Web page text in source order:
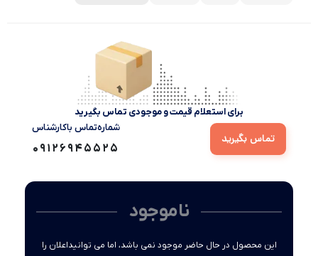
برای استعلام قیمت و موجودی تماس بگیرید
تماس بگیرید
شماره‌تماس‌ با‌کارشناس
09126945525
ناموجود
این محصول در حال حاضر موجود نمی باشد، اما می توانیداعلان را